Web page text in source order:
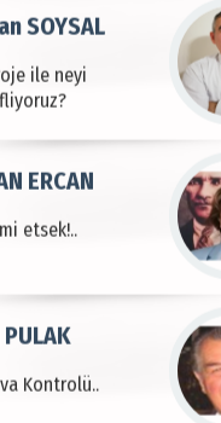
ile neyi
SOYSAL
etsek!..
ERCAN
Kontrolü..
PULAK